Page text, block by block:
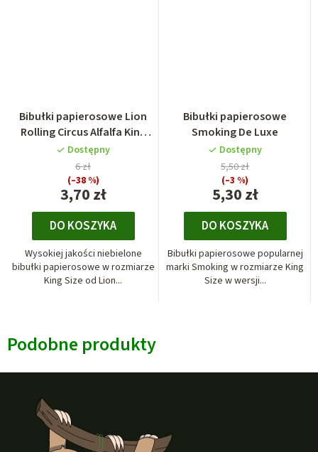
Bibułki papierosowe Lion
Rolling Circus Alfalfa King
Size
Dostępny
3,70 zł
6 zł
(–38 %)
DO KOSZYKA
Wysokiej jakości niebielone
bibułki papierosowe w rozmiarze
King Size od Lion...
Bibułki papierosowe
Smoking De Luxe
Dostępny
5,30 zł
5,50 zł
(–3 %)
DO KOSZYKA
Bibułki papierosowe popularnej
marki Smoking w rozmiarze King
Size w wersji...
Podobne produkty